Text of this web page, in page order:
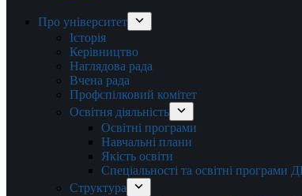
Про університет
Історія
Керівництво
Наглядова рада
Вчена рада
Профспілковий комітет
Освітня діяльність
Освітні програми
Навчальні плани
Якість освіти
Спеціальності та освітні програми
Структура